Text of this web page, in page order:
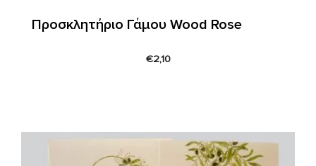
Προσκλητήριο Γάμου Wood Rose
€2,10